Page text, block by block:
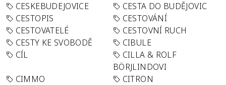
CESKEBUDEJOVICE
CESTA DO BUDĚJOVIC
CESTOPIS
CESTOVÁNÍ
CESTOVATELÉ
CESTOVNÍ RUCH
CESTY KE SVOBODĚ
CIBULE
CÍL
CILLA & ROLF
BÖRJLINDOVI
CIMMO
CITRON